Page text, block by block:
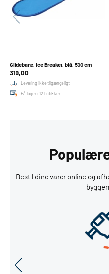
Glidebane, Ice Breaker, blå, 500 cm
319,00
Levering ikke tilgængeligt
På lager i 12 butikker
Bestil dine varer online og